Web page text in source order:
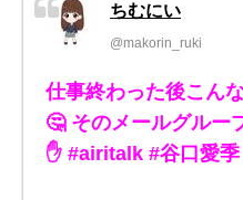
ちむにい
@makorin_ruki
仕事終わった後こん
🤔 そのメールグルー
✋ #airitalk #谷口愛季